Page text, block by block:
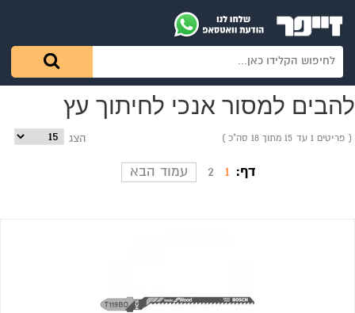
להבים למסור אנכי לחיתוך עץ
פריטים 1 עד 15 מתוך 18 סה"כ הצג
דף: 1
2 עמוד הבא